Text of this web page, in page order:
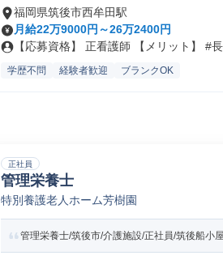
福岡県筑後市西牟田駅
月給22万9000円～26万2400円
【応募資格】 正看護師 【メリット】 #
学歴不問 経験者歓迎 ブランクOK
正社員
管理栄養士
特別養護老人ホーム芳樹園
管理栄養士/筑後市/介護施設/正社員/筑後船小